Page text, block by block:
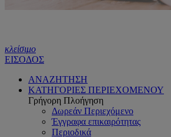
κλείσιμο
ΕΙΣΟΔΟΣ
ΑΝΑΖΗΤΗΣΗ
ΚΑΤΗΓΟΡΙΕΣ ΠΕΡΙΕΧΟΜΕΝΟΥ
Γρήγορη Πλοήγηση
Δωρεάν Περιεχόμενο
Έγγραφα επικαιρότητας
Περιοδικά